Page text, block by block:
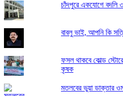
চাঁদপুরে একযোগে বদলি
বাবলু ভাই, আপনি কি
ফসল থাকবে কোল্ড
কৃষক
মতলবের ভুয়া ডাক্তার